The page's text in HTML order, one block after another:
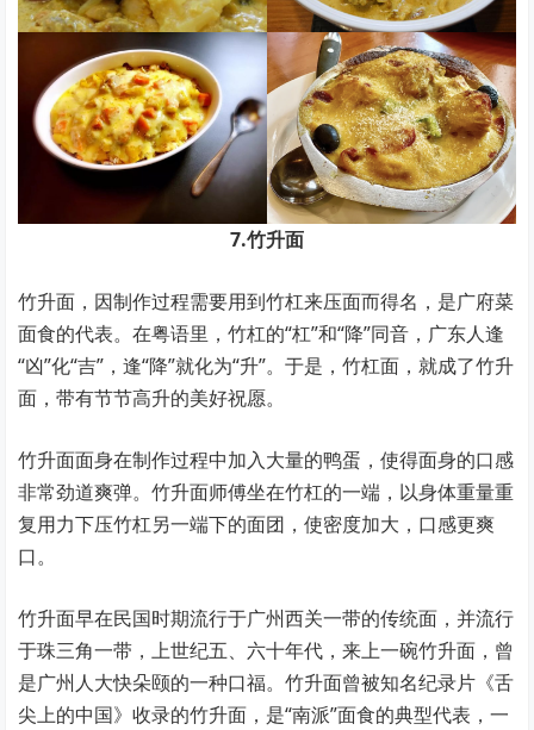
7.竹升面
竹升面，因制作过程需要用到竹杠来压面而得名，是广府菜
面食的代表。在粤语里，竹杠的“杠”和“降”同音，广东人逢
“凶”化“吉”，逢“降”就化为“升”。于是，竹杠面，就成了竹升
面，带有节节高升的美好祝愿。
竹升面面身在制作过程中加入大量的鸭蛋，使得面身的口感
非常劲道爽弹。竹升面师傅坐在竹杠的一端，以身体重量重
复用力下压竹杠另一端下的面团，使密度加大，口感更爽
口。
竹升面早在民国时期流行于广州西关一带的传统面，并流行
于珠三角一带，上世纪五、六十年代，来上一碗竹升面，曾
是广州人大快朵颐的一种口福。竹升面曾被知名纪录片《舌
尖上的中国》收录的竹升面，是“南派”面食的典型代表，一